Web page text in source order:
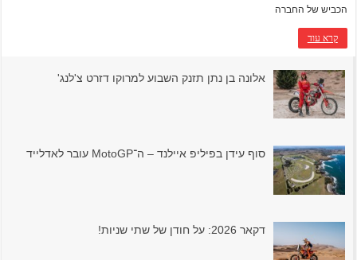
הכביש של החברה
קרא עוד
אלונה בן נתן תזנק השבוע למרוקו דזרט צ'לנג'
סוף עידן בפיליפ איילנד – ה־MotoGP עובר לאדלייד
דקאר 2026: על חודן של שתי שניות!